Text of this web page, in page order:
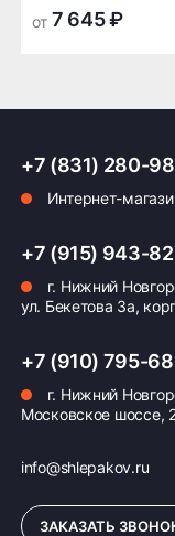
транспортной
компании в
Оплата заказа
Возможна
также
от 7 645 ₽
+7 (831) 280-
Интернет-
+7 (915) 943-
г. Нижний
ул. Бекетова 3а,
+7 (910) 795-
г. Нижний
Московское шоссе,
info@shlepakov.ru
ЗАКАЗАТЬ